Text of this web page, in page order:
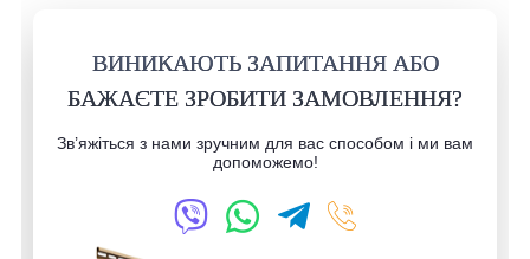
ВИНИКАЮТЬ ЗАПИТАННЯ АБО
БАЖАЄТЕ ЗРОБИТИ ЗАМОВЛЕННЯ?
Зв’яжіться з нами зручним для вас способом і ми вам
допоможемо!